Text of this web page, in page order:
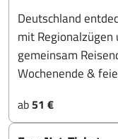
Deutschland
mit
gemeinsam
Wochenende &
ab 51 €